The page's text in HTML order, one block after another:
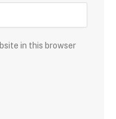
in this browser